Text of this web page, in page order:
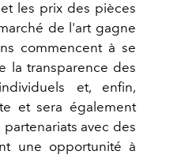
les prix des pièces
de l'art gagne
commencent à se
la transparence des
et, enfin,
et sera également
avec des
une opportunité à